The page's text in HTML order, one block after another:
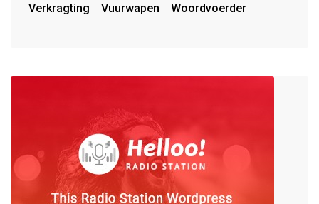
Verkragting
Vuurwapen Woordvoerder